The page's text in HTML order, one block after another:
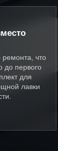
ремонта, что
до первого
для
лавки